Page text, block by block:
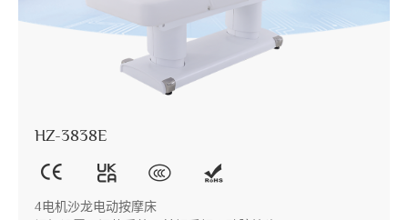
HZ-3838E
4电机沙龙电动按摩床